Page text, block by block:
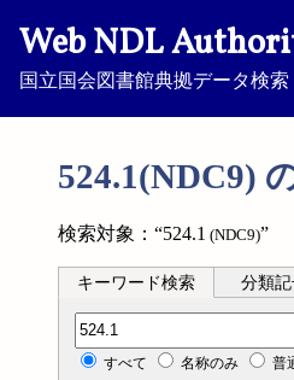
Web NDL
国立国会図書館典拠データ検
524.1(NDC9)
検索対象：“524.1 (NDC9)”
キーワード検索 分類
分類記号検索
すべて 名称のみ 普